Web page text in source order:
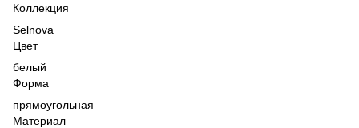
Коллекция
Selnova
Цвет
белый
Форма
прямоугольная
Материал